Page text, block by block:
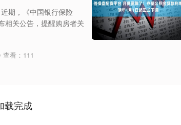
期，《中国银行保险
相关公告，提醒购房者关
查看： 111
载完成